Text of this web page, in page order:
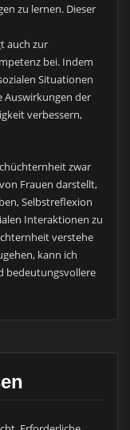
zu lernen. Dieser
auch zur
bei. Indem
Situationen
Auswirkungen der
verbessern,
zwar
Frauen darstellt,
Selbstreflexion
Interaktionen zu
verstehe
kann ich
bedeutungsvollere